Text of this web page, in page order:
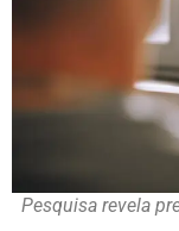
Pesquisa revela